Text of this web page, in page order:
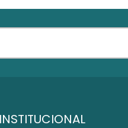
INSTITUCIONAL